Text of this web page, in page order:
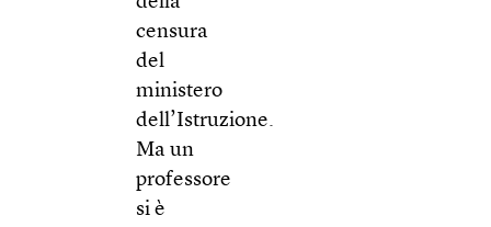
censura
del
ministero
dell’Istruzione.
Ma un
professore
si è